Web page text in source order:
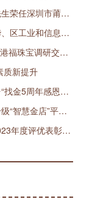
· 喜讯丨祝贺港福珠宝总裁黄金远先生荣任深圳市莆田商会第三届轮值会长
· 罗湖区委常委、区两办主任赖建华、区工业和信息化局副局长王红线一行莅临港福珠宝调研指导
· 头条 | 市属国企特力集团领导莅临港福珠宝调研交流，共商数字化发展之路
质新提升
· 奋楫五载，燃情相约——找金平台“找金5周年感恩有您”直播庆典圆满落幕！
· 数字赋能，智慧终端——云柜台升级“智慧金店”平台发布会圆满举办！
· 新势奋发 · 驰骋无疆丨港福珠宝2023年度评优表彰大会圆满举办！